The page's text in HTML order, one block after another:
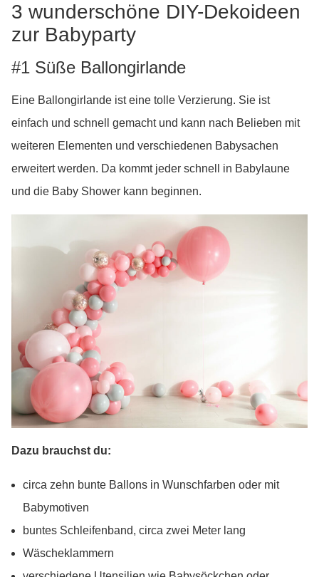
3 wunderschöne DIY-Dekoideen
zur Babyparty
#1 Süße Ballongirlande
Eine Ballongirlande ist eine tolle Verzierung. Sie ist
einfach und schnell gemacht und kann nach Belieben mit
weiteren Elementen und verschiedenen Babysachen
erweitert werden. Da kommt jeder schnell in Babylaune
und die Baby Shower kann beginnen.
Dazu brauchst du:
circa zehn bunte Ballons in Wunschfarben oder mit
Babymotiven
buntes Schleifenband, circa zwei Meter lang
Wäscheklammern